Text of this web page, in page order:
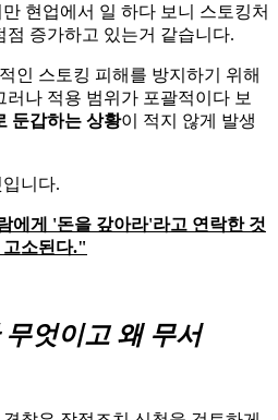
현업에서 일 하다 보니 스토킹처
증가하고 있는거 같습니다.
인 스토킹 피해를 방지하기 위해
나 적용 범위가 포괄적이다 보
둔갑하는 상황이 적지 않게 발생
니다.
에게 '돈을 갚아라'라고 연락한 것
고소된다."
엇이고 왜 무서